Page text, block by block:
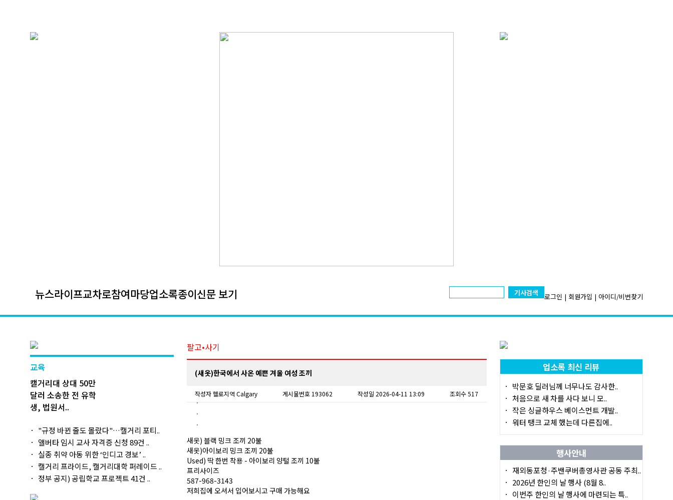
뉴스라이프교차로참여마당업소록종이신문 보기 기사검색 로그인 | 회원가입 | 아이디/비번찾기
교육
캘거리대 상대 50만
달러 소송한 전 유학
생, 법원서..
"규정 바뀐 줄도 몰랐다"…캘거리 포티..
앨버타 임시 교사 자격증 신청 89건 ..
실종 취약 아동 위한 ‘인디고 경보’ ..
캘거리 프라이드, 캘거리대학 퍼레이드 ..
정부 공지) 공립학교 프로젝트 41건 ..
팔고•사기
(새옷)한국에서 사온 예쁜 겨울 여성 조끼
작성자헬로지역 Calgary 게시물번호 193062 작성일 2026-04-11 13:09 조회수 517
새옷) 블랙 밍크 조끼 20불
새옷)아이보리 밍크 조끼 20불
Used) 딱 한번 착용 - 아이보리 양털 조끼 10불
프리사이즈
587-968-3143
저희집에 오셔서 입어보시고 구매 가능해요
업소록 최신 리뷰
박문호 딜러님께 너무나도 감사한..
처음으로 새 차를 사다 보니 모..
작은 싱글하우스 베이스먼트 개발..
워터 탱크 교체 했는데 다른집에..
행사안내
재외동포청·주밴쿠버총영사관 공동 주최..
2026년 한인의 날 행사 (8월 8..
이번주 한인의 날 행사에 마련되는 특..